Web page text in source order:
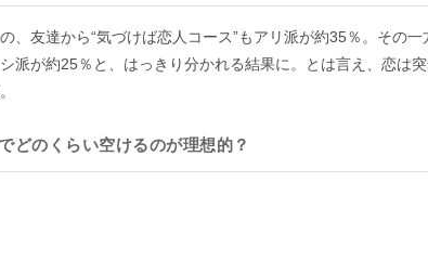
の、友達から“気づけば恋人コース”もアリ派が約35％。その
派が約25％と、はっきり分かれる結果に。とは言え、恋は
どのくらい空けるのが理想的？